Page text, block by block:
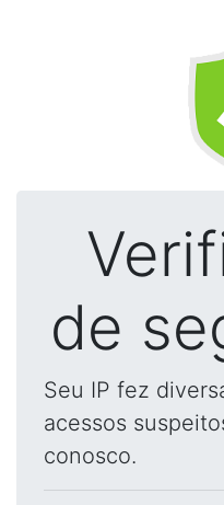
de
Seu IP fez
acessos
conosco.